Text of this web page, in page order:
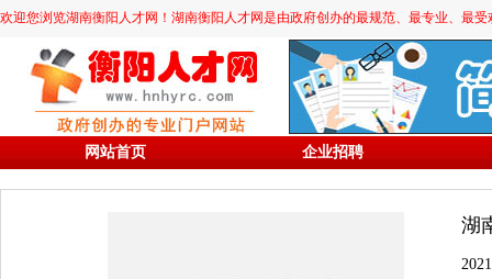
欢迎您浏览湖南衡阳人才网！湖南衡阳人才网是由政府创办的最规范、最专业、最
网站首页 企业招聘
湖